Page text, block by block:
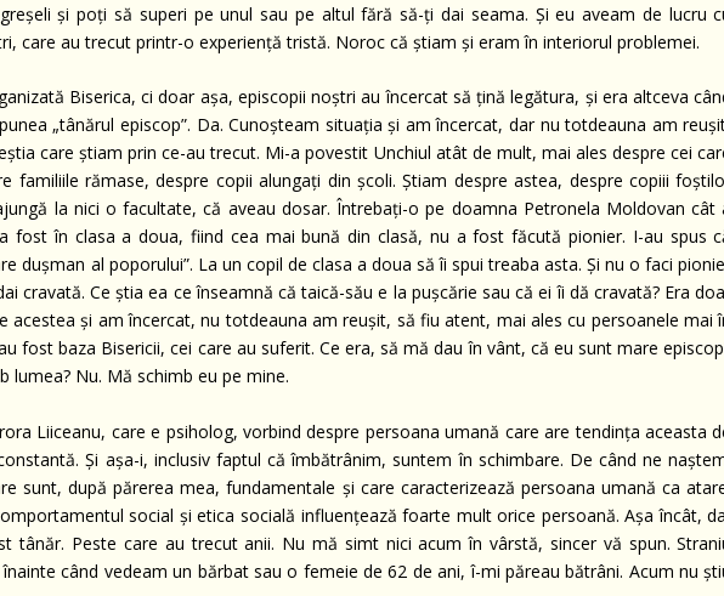
și poți să superi pe unul sau pe altul fără să-ți dai seama. Și eu aveam de lucru
care au trecut printr-o experiență tristă. Noroc că știam și eram în interiorul problemei.
Biserica, ci doar așa, episcopii noștri au încercat să țină legătura, și era altceva
„tânărul episcop”. Da. Cunoșteam situația și am încercat, dar nu totdeauna am
care știam prin ce-au trecut. Mi-a povestit Unchiul atât de mult, mai ales despre cei
familiile rămase, despre copii alungați din școli. Știam despre astea, despre copiii
la nici o facultate, că aveau dosar. Întrebați-o pe doamna Petronela Moldovan cât
fost în clasa a doua, fiind cea mai bună din clasă, nu a fost făcută pionier. I-au spus
dușman al poporului”. La un copil de clasa a doua să îi spui treaba asta. Și nu o faci
cravată. Ce știa ea ce înseamnă că taică-său e la pușcărie sau că ei îi dă cravată? Era
acestea și am încercat, nu totdeauna am reușit, să fiu atent, mai ales cu persoanele mai
fost baza Bisericii, cei care au suferit. Ce era, să mă dau în vânt, că eu sunt mare
lumea? Nu. Mă schimb eu pe mine.
Liiceanu, care e psiholog, vorbind despre persoana umană care are tendința aceasta
Și așa-i, inclusiv faptul că îmbătrânim, suntem în schimbare. De când ne
sunt, după părerea mea, fundamentale și care caracterizează persoana umană ca
social și etica socială influențează foarte mult orice persoană. Așa încât,
tânăr. Peste care au trecut anii. Nu mă simt nici acum în vârstă, sincer vă spun.
când vedeam un bărbat sau o femeie de 62 de ani, î-mi păreau bătrâni. Acum nu